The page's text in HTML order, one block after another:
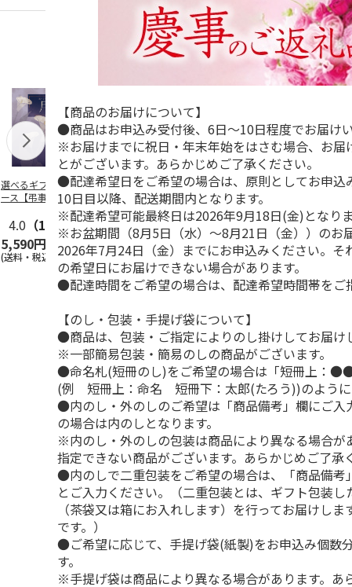
選べるギフト 月コ
ース【弔事用】
4.0 （1）
5,590円
(送料・税込)
＜お中元＞お中元選
べるギフト 栴檀コ
ース
5.0（5）
10,780円
(送料・税込)
選べるギフト 海コ
ース【弔事用】
4.4（5）
10,780円
(送料・税込)
選べるギ
5.0 （
5,590円
(送料・税
【商品のお届けについて】
●商品はお申込み受付後、6日～10日程度でお届けい
※お届けまでに祝日・年末年始をはさむ場合、お届
とがございます。あらかじめご了承ください。
●配達希望日をご希望の場合は、原則としてお申込
10日目以降、配送期間内となります。
※配達希望可能最終日は2026年9月18日(金)となりま
※お盆期間（8月5日（水）～8月21日（金））のお
2026年7月24日（金）までにお申込みください。そ
の希望日にお届けできない場合があります。
●配達時間をご希望の場合は、配達希望時間帯をご
【のし・包装・手提げ袋について】
●商品は、包装・ご指定によりのし掛けしてお届け
※一部簡易包装・簡易のしの商品がございます。
●命名札(短冊のし)をご希望の場合は「短冊上
(例 短冊上：命名 短冊下：太郎(たろう))のように
●内のし・外のしのご希望は「商品備考」欄にご入
の場合は内のしとなります。
※内のし・外のしの包装は商品により異なる場合が
指定できない商品がございます。あらかじめご了承
●内のしで二重包装をご希望の場合は、「商品備考
とご入力ください。（二重包装とは、ギフト包装し
（茶袋又は箱にお入れします）を行ってお届けしま
です。）
●ご希望に応じて、手提げ袋(紙製)をお申込み個数
す。
※手提げ袋は商品により異なる場合があります。あ